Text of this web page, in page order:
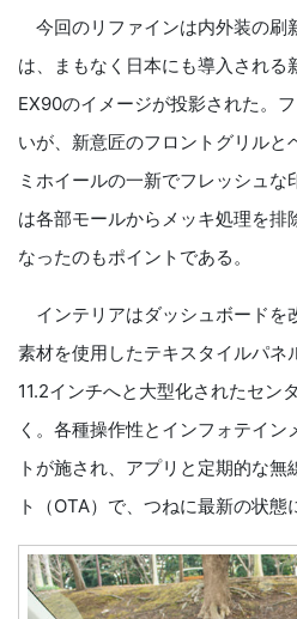
今回のリファインは内外装の刷
は、まもなく日本にも導入される
EX90のイメージが投影された。
いが、新意匠のフロントグリルと
ミホイールの一新でフレッシュ
は各部モールからメッキ処理を排
なったのもポイントである。
インテリアはダッシュボードを
素材を使用したテキスタイルパネ
11.2インチへと大型化されたセン
く。各種操作性とインフォテイ
トが施され、アプリと定期的な
ト（OTA）で、つねに最新の状態